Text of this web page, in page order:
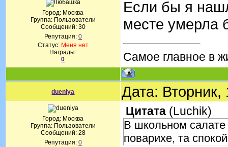
Город: Москва
Группа: Пользователи
Сообщений: 30
Репутация: 0
Статус: Меня нет
Награды:
0
Если бы я
месте умерла
Самое главное в
dueniya Дата:
Город: Москва
Группа: Пользователи
Сообщений: 28
Репутация: 0
Цитата (Luchik)
В школьном салате
поварихе, та